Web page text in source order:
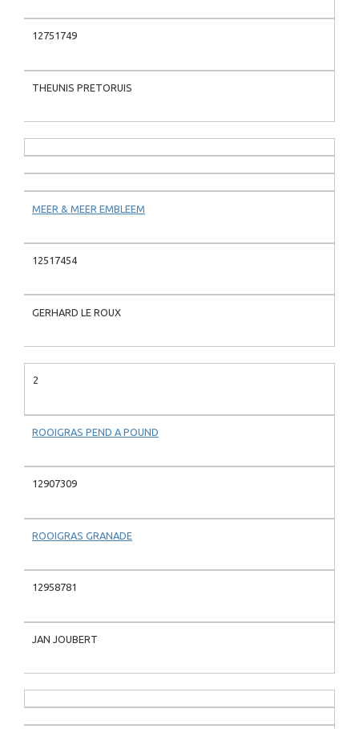
12751749
THEUNIS PRETORUIS
MEER & MEER EMBLEEM
12517454
GERHARD LE ROUX
2
ROOIGRAS PEND A POUND
12907309
ROOIGRAS GRANADE
12958781
JAN JOUBERT